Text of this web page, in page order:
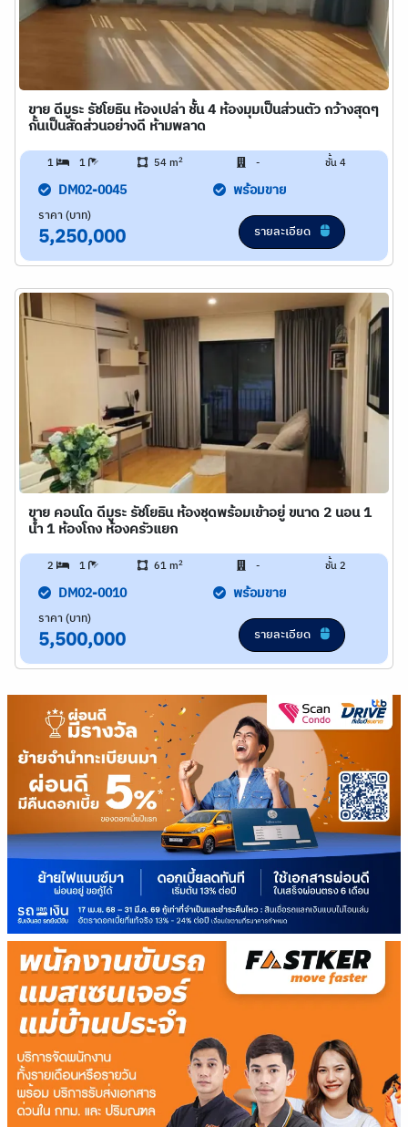
ขาย ดีมูระ รัชโยธิน ห้องเปล่า ชั้น 4 ห้องมุมเป็นส่วนตัว กว้างสุดๆ
กั้นเป็นสัดส่วนอย่างดี ห้ามพลาด
1 1 54 m2 - ชั้น 4
DM02-0045 พร้อมขาย
ราคา (บาท)
5,250,000 รายละเอียด
ขาย คอนโด ดีมูระ รัชโยธิน ห้องชุดพร้อมเข้าอยู่ ขนาด 2 นอน 1
น้ำ 1 ห้องโถง ห้องครัวแยก
2 1 61 m2 - ชั้น 2
DM02-0010 พร้อมขาย
ราคา (บาท)
5,500,000 รายละเอียด